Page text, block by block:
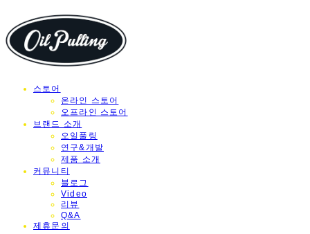
스토어
온라인 스토어
오프라인 스토어
브랜드 소개
오일풀링
연구&개발
제품 소개
커뮤니티
블로그
Video
리뷰
Q&A
제휴문의